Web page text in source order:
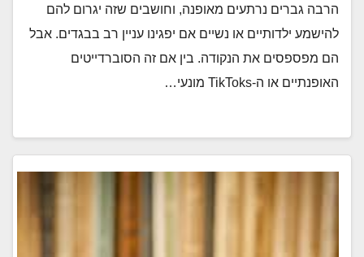
הרבה גברים נרתעים מאופנה, וחושבים שזה יגרום להם
להישמע ילדותיים או נשיים אם יפגינו עניין רב בבגדים. אבל
הם מפספסים את הנקודה. בין אם זה הסוברדייטים
האופנתיים או ה-TikToks מונעי…